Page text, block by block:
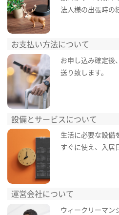
法人様の出張時の
お支払い方法について
お申し込み確定後
送り致します。
設備とサービスについて
生活に必要な設備
すぐに使え、入居
運営会社について
ウィークリーマン